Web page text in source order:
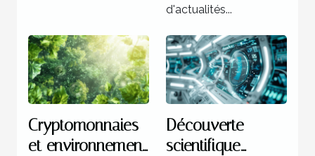
d'actualités...
Cryptomonnaies
et environnement
Découverte
scientifique